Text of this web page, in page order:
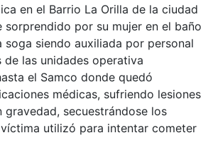
en el Barrio La Orilla de la ciudad
sorprendido por su mujer en el baño
soga siendo auxiliada por personal
de las unidades operativa
el Samco donde quedó
médicas, sufriendo lesiones
gravedad, secuestrándose los
utilizó para intentar cometer